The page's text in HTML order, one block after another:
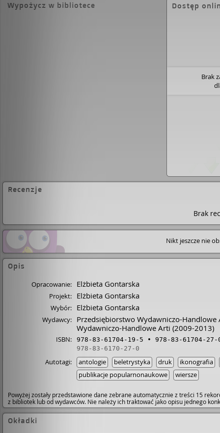
Wypożycz w bibliotece Dostęp
Brak
Recenzje
Brak
Nikt jeszcze nie
Opis
Opracowanie: Elżbieta Gontarska
Projekt: Elżbieta Gontarska
Wybór: Elżbieta Gontarska
Wydawcy:
Przedsiębiorstwo Wydawniczo-Handlowe
Wydawniczo-Handlowe Arti (2009-2013)
ISBN: 978-83-61704-19-5
978-83-61704-27-
978-83-6170-27-0
Autotagi: antologie beletrystyka druk
ikonografia
publikacje popularnonaukowe
wiersze
Powyżej zostały przedstawione dane zebrane automatycznie z treści 15
z bibliotek lub od wydawców. Nie należy ich traktować jako opisu jednego
Okładki